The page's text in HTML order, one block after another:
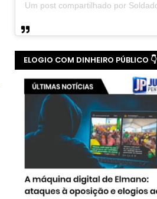
ELOGIO COM DINHEIRO PÚBLICO 👇